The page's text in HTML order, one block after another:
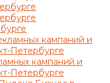
кампаний и
Петербурге